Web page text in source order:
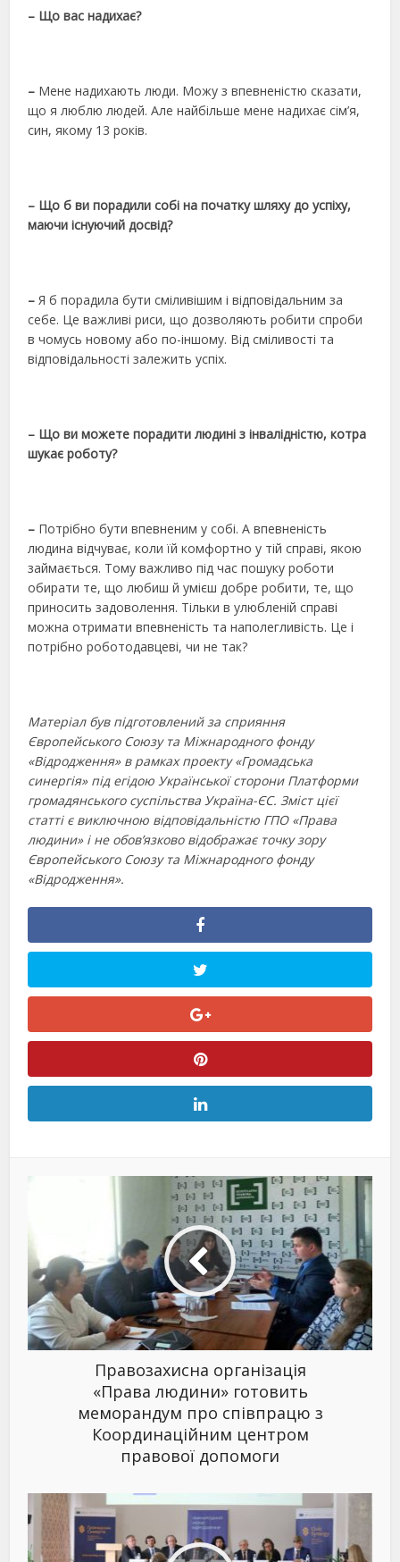
– Що вас надихає?
– Мене надихають люди. Можу з впевненістю сказати,
що я люблю людей. Але найбільше мене надихає сім’я,
син, якому 13 років.
– Що б ви порадили собі на початку шляху до успіху,
маючи існуючий досвід?
– Я б порадила бути сміливішим і відповідальним за
себе. Це важливі риси, що дозволяють робити спроби
в чомусь новому або по-іншому. Від сміливості та
відповідальності залежить успіх.
– Що ви можете порадити людині з інвалідністю, котра
шукає роботу?
– Потрібно бути впевненим у собі. А впевненість
людина відчуває, коли їй комфортно у тій справі, якою
займається. Тому важливо під час пошуку роботи
обирати те, що любиш й умієш добре робити, те, що
приносить задоволення. Тільки в улюбленій справі
можна отримати впевненість та наполегливість. Це і
потрібно роботодавцеві, чи не так?
Матеріал був підготовлений за сприяння
Європейського Союзу та Міжнародного фонду
«Відродження» в рамках проекту «Громадська
синергія» під егідою Української сторони Платформи
громадянського суспільства Україна-ЄС. Зміст цієї
статті є виключною відповідальністю ГПО «Права
людини» і не обов’язково відображає точку зору
Європейського Союзу та Міжнародного фонду
«Відродження».
Правозахисна організація
«Права людини» готовить
меморандум про співпрацю з
Координаційним центром
правової допомоги